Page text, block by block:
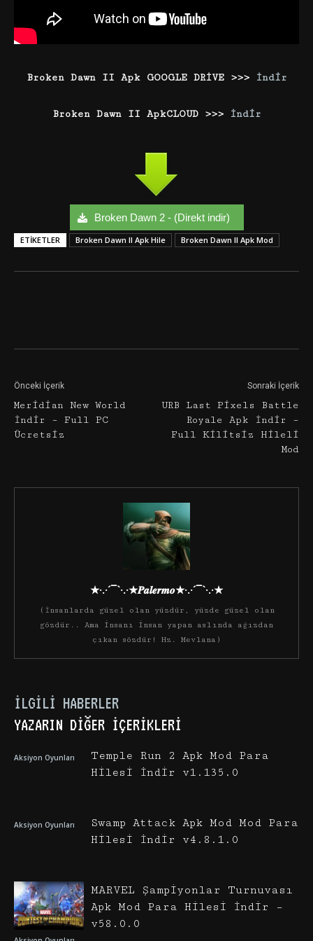
Broken Dawn II Apk GOOGLE DRİVE >>> İndir
Broken Dawn II ApkCLOUD >>>İndir
Broken Dawn 2 - (Direkt indir)
ETIKETLER Broken Dawn II Apk Hile Broken Dawn II Apk Mod
Önceki İçerik
Meridian New World
İndir – Full PC
Ücretsiz
Sonraki İçerik
URB Last Pixels Battle
Royale Apk İndir –
Full Kilitsiz Hileli
Mod
★·.·´¯`·.·★𝑷𝒂𝒍𝒆𝒓𝒎𝒐★·.·´¯`·.·★
(İnsanlarda güzel olan yüzdür, yüzde güzel olan
gözdür.. Ama insanı insan yapan aslında ağızdan
çıkan sözdür! Hz. Mevlana)
İLGILI HABERLER
YAZARIN DIĞER İÇERIKLERI
Aksiyon Oyunları
Temple Run 2 Apk Mod Para
Hilesi İndir v1.135.0
Aksiyon Oyunları
Swamp Attack Apk Mod Mod Para
Hilesi İndir v4.8.1.0
MARVEL Şampiyonlar Turnuvası
Apk Mod Para Hilesi İndir –
v58.0.0